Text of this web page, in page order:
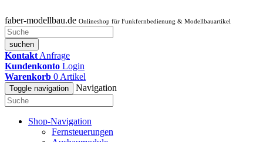
faber-modellbau.de Onlineshop für Funkfernbedienung & Modellbauartikel
suchen
Kontakt Anfrage
Kundenkonto Login
Warenkorb 0 Artikel
Toggle navigation Navigation
Shop-Navigation
Fernsteuerungen